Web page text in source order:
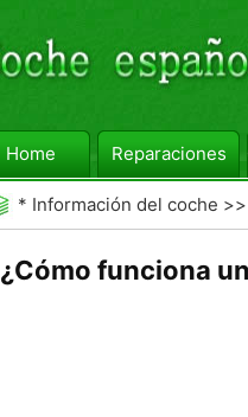
Home Reparaciones
* Información del coche >>
¿Cómo funciona